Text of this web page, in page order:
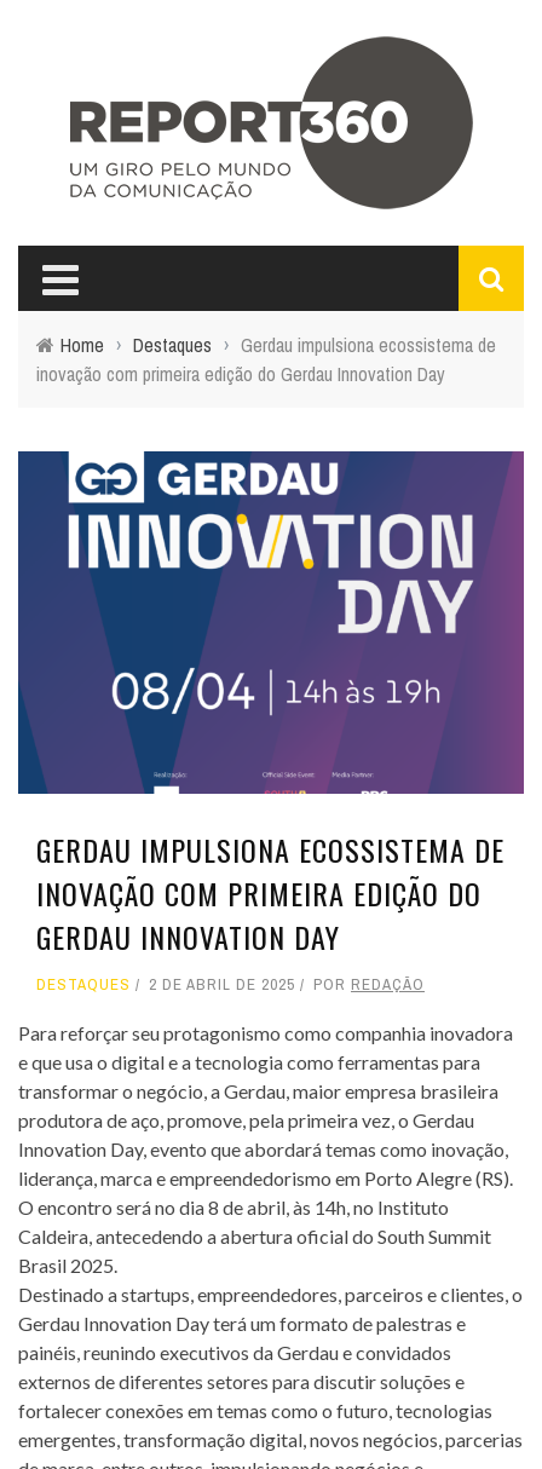
Home › Destaques › Gerdau impulsiona ecossistema de
inovação com primeira edição do Gerdau Innovation Day
GERDAU IMPULSIONA ECOSSISTEMA DE
INOVAÇÃO COM PRIMEIRA EDIÇÃO DO
GERDAU INNOVATION DAY
DESTAQUES 2 DE ABRIL DE 2025 POR REDAÇÃO
Para reforçar seu protagonismo como companhia inovadora
e que usa o digital e a tecnologia como ferramentas para
transformar o negócio, a Gerdau, maior empresa brasileira
produtora de aço, promove, pela primeira vez, o Gerdau
Innovation Day, evento que abordará temas como inovação,
liderança, marca e empreendedorismo em Porto Alegre (RS).
O encontro será no dia 8 de abril, às 14h, no Instituto
Caldeira, antecedendo a abertura oficial do South Summit
Brasil 2025.
Destinado a startups, empreendedores, parceiros e clientes, o
Gerdau Innovation Day terá um formato de palestras e
painéis, reunindo executivos da Gerdau e convidados
externos de diferentes setores para discutir soluções e
fortalecer conexões em temas como o futuro, tecnologias
emergentes, transformação digital, novos negócios, parcerias